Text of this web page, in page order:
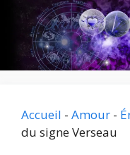
contenu
Accueil - Amour -
du signe Verseau